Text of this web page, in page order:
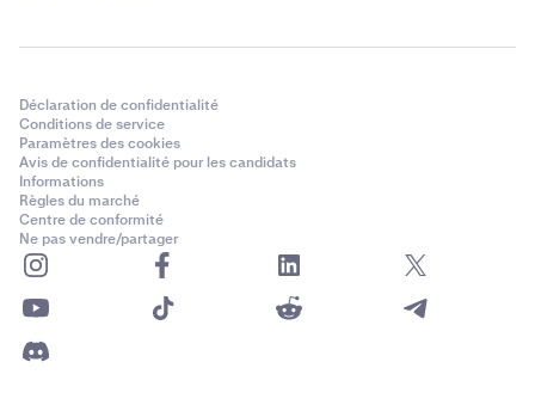
Déclaration de confidentialité
Conditions de service
Paramètres des cookies
Avis de confidentialité pour les candidats
Informations
Règles du marché
Centre de conformité
Ne pas vendre/partager